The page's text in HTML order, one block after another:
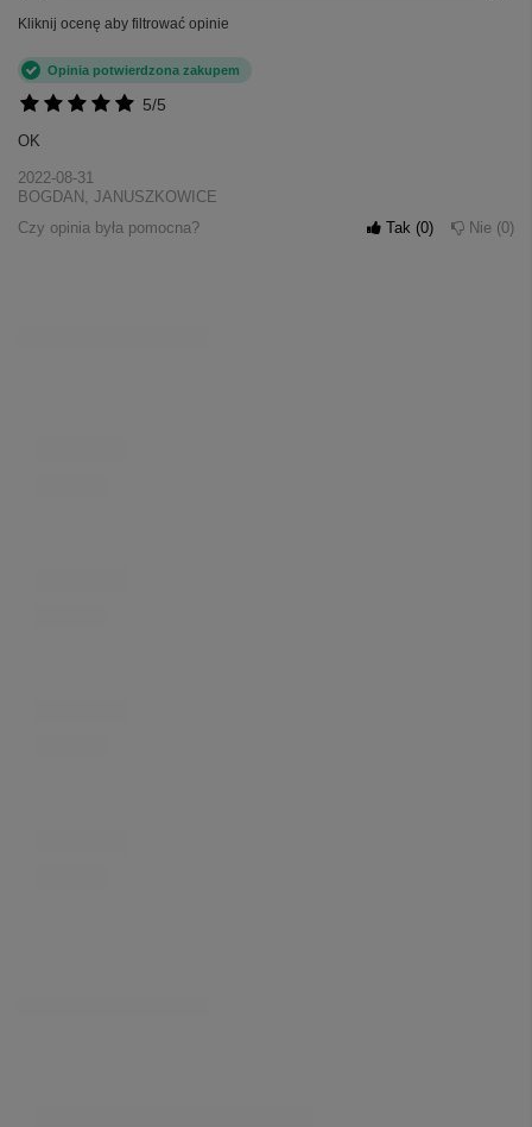
Kliknij ocenę aby filtrować opinie
5/5
Opinia potwierdzona zakupem
OK
2022-08-31
BOGDAN, JANUSZKOWICE
Czy opinia była pomocna?
Tak 0 Nie 0